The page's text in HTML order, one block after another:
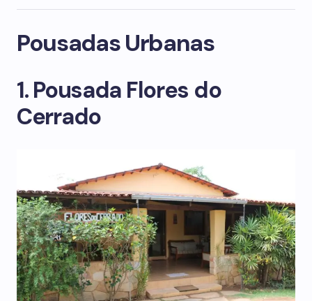
Pousadas Urbanas
1. Pousada Flores do
Cerrado